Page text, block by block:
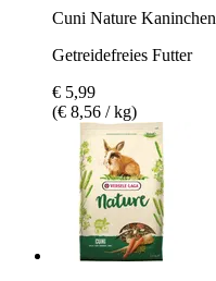
Cuni Nature Kaninchen
Getreidefreies Futter
€ 5,99
(€ 8,56 / kg)